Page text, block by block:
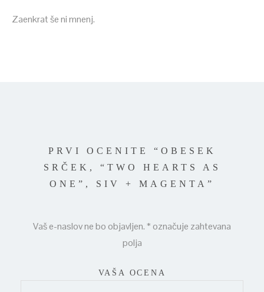
Zaenkrat še ni mnenj.
PRVI OCENITE “OBESEK
SRČEK, “TWO HEARTS AS
ONE”, SIV + MAGENTA”
Vaš e-naslov ne bo objavljen.* označuje zahtevana
polja
VAŠA OCENA